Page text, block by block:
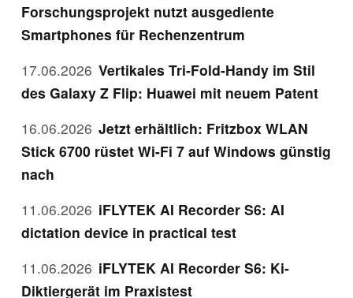
Forschungsprojekt nutzt ausgediente
Smartphones für Rechenzentrum
17.06.2026 Vertikales Tri-Fold-Handy im Stil
des Galaxy Z Flip: Huawei mit neuem Patent
16.06.2026 Jetzt erhältlich: Fritzbox WLAN
Stick 6700 rüstet Wi-Fi 7 auf Windows günstig
nach
11.06.2026 iFLYTEK AI Recorder S6: AI
dictation device in practical test
11.06.2026 iFLYTEK AI Recorder S6: Ki-
Diktiergerät im Praxistest